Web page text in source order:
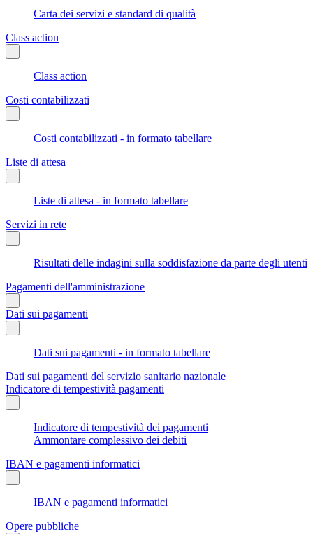
Carta dei servizi e standard di qualità
Class action
Class action
Costi contabilizzati
Costi contabilizzati - in formato tabellare
Liste di attesa
Liste di attesa - in formato tabellare
Servizi in rete
Risultati delle indagini sulla soddisfazione da parte degli utenti
Pagamenti dell'amministrazione
Dati sui pagamenti
Dati sui pagamenti - in formato tabellare
Dati sui pagamenti del servizio sanitario nazionale
Indicatore di tempestività pagamenti
Indicatore di tempestività dei pagamenti
Ammontare complessivo dei debiti
IBAN e pagamenti informatici
IBAN e pagamenti informatici
Opere pubbliche